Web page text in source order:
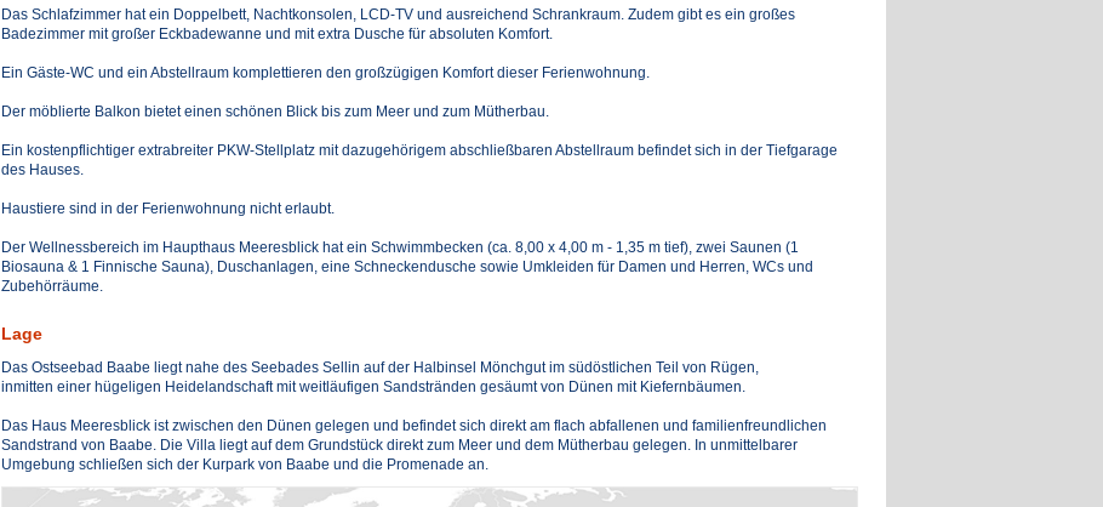
Das Schlafzimmer hat ein Doppelbett, Nachtkonsolen, LCD-TV und ausreichend Schrankraum. Zudem gibt es ein großes
Badezimmer mit großer Eckbadewanne und mit extra Dusche für absoluten Komfort.
Ein Gäste-WC und ein Abstellraum komplettieren den großzügigen Komfort dieser Ferienwohnung.
Der möblierte Balkon bietet einen schönen Blick bis zum Meer und zum Mütherbau.
Ein kostenpflichtiger extrabreiter PKW-Stellplatz mit dazugehörigem abschließbaren Abstellraum befindet sich in der Tiefgarage
des Hauses.
Haustiere sind in der Ferienwohnung nicht erlaubt.
Der Wellnessbereich im Haupthaus Meeresblick hat ein Schwimmbecken (ca. 8,00 x 4,00 m - 1,35 m tief), zwei Saunen (1
Biosauna & 1 Finnische Sauna), Duschanlagen, eine Schneckendusche sowie Umkleiden für Damen und Herren, WCs und
Zubehörräume.
Lage
Das Ostseebad Baabe liegt nahe des Seebades Sellin auf der Halbinsel Mönchgut im südöstlichen Teil von Rügen,
inmitten einer hügeligen Heidelandschaft mit weitläufigen Sandstränden gesäumt von Dünen mit Kiefernbäumen.
Das Haus Meeresblick ist zwischen den Dünen gelegen und befindet sich direkt am flach abfallenen und familienfreundlichen
Sandstrand von Baabe. Die Villa liegt auf dem Grundstück direkt zum Meer und dem Mütherbau gelegen. In unmittelbarer
Umgebung schließen sich der Kurpark von Baabe und die Promenade an.